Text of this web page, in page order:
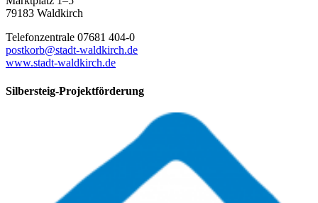
79183 Waldkirch
Telefonzentrale 07681 404-0
postkorb@stadt-waldkirch.de
www.stadt-waldkirch.de
Silbersteig-Projektförderung